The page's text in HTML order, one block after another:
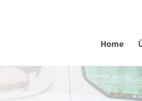
Home